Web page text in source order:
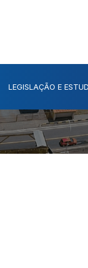
LEGISLAÇÃO E